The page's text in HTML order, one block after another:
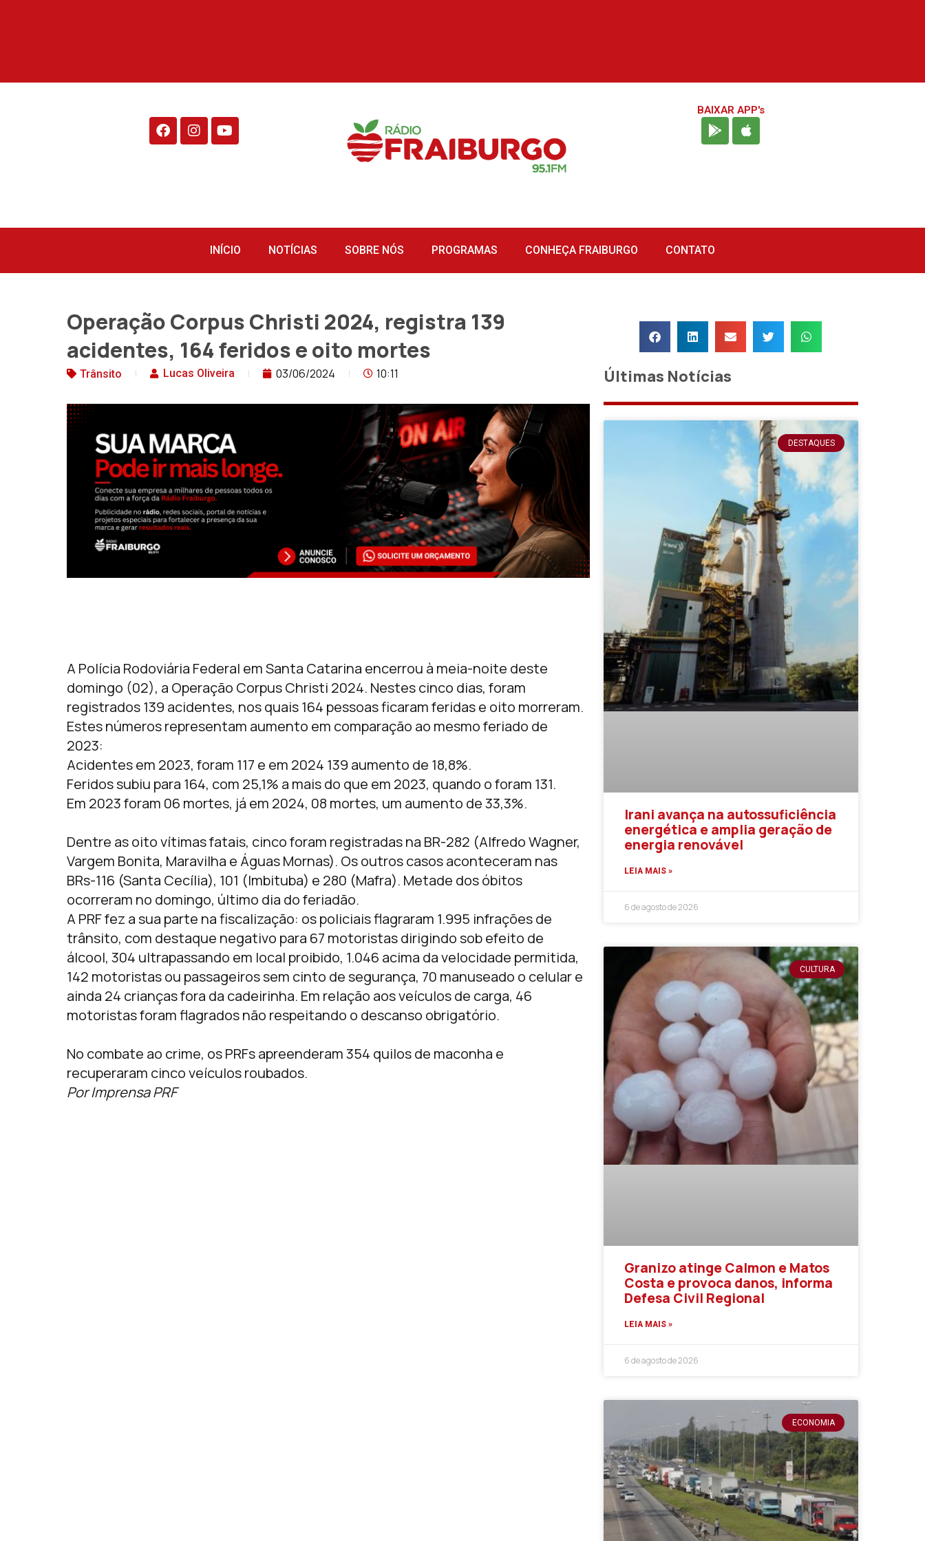
BAIXAR APP's
INÍCIO NOTÍCIAS SOBRE NÓS PROGRAMAS CONHEÇA FRAIBURGO CONTATO
Operação Corpus Christi 2024, registra 139
acidentes, 164 feridos e oito mortes
Trânsito Lucas Oliveira 03/06/2024 10:11
A Polícia Rodoviária Federal em Santa Catarina encerrou à meia-noite deste
domingo (02), a Operação Corpus Christi 2024. Nestes cinco dias, foram
registrados 139 acidentes, nos quais 164 pessoas ficaram feridas e oito morreram.
Estes números representam aumento em comparação ao mesmo feriado de
2023:
Acidentes em 2023, foram 117 e em 2024 139 aumento de 18,8%.
Feridos subiu para 164, com 25,1% a mais do que em 2023, quando o foram 131.
Em 2023 foram 06 mortes, já em 2024, 08 mortes, um aumento de 33,3%.
Dentre as oito vítimas fatais, cinco foram registradas na BR-282 (Alfredo Wagner,
Vargem Bonita, Maravilha e Águas Mornas). Os outros casos aconteceram nas
BRs-116 (Santa Cecília), 101 (Imbituba) e 280 (Mafra). Metade dos óbitos
ocorreram no domingo, último dia do feriadão.
A PRF fez a sua parte na fiscalização: os policiais flagraram 1.995 infrações de
trânsito, com destaque negativo para 67 motoristas dirigindo sob efeito de
álcool, 304 ultrapassando em local proibido, 1.046 acima da velocidade permitida,
142 motoristas ou passageiros sem cinto de segurança, 70 manuseado o celular e
ainda 24 crianças fora da cadeirinha. Em relação aos veículos de carga, 46
motoristas foram flagrados não respeitando o descanso obrigatório.
No combate ao crime, os PRFs apreenderam 354 quilos de maconha e
recuperaram cinco veículos roubados.
Por Imprensa PRF
Últimas Notícias
DESTAQUES
Irani avança na autossuficiência
energética e amplia geração de
energia renovável
LEIA MAIS »
6 de agosto de 2026
CULTURA
Granizo atinge Calmon e Matos
Costa e provoca danos, informa
Defesa Civil Regional
LEIA MAIS »
6 de agosto de 2026
ECONOMIA